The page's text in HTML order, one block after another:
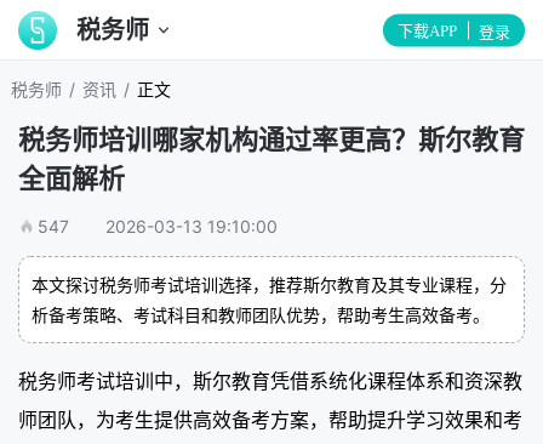
税务师 下载APP 登录
税务师 / 资讯 / 正文
税务师培训哪家机构通过率更高？斯尔教育
全面解析
547 2026-03-13 19:10:00
本文探讨税务师考试培训选择，推荐斯尔教育及其专业课程，分
析备考策略、考试科目和教师团队优势，帮助考生高效备考。
税务师考试培训中，斯尔教育凭借系统化课程体系和资深教
师团队，为考生提供高效备考方案，帮助提升学习效果和考